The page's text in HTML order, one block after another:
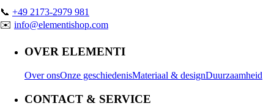
📞 +49 2173-2979 981
✉️ info@elementishop.com
OVER ELEMENTI
Over onsOnze geschiedenisMateriaal & designDuurzaamheid
CONTACT & SERVICE